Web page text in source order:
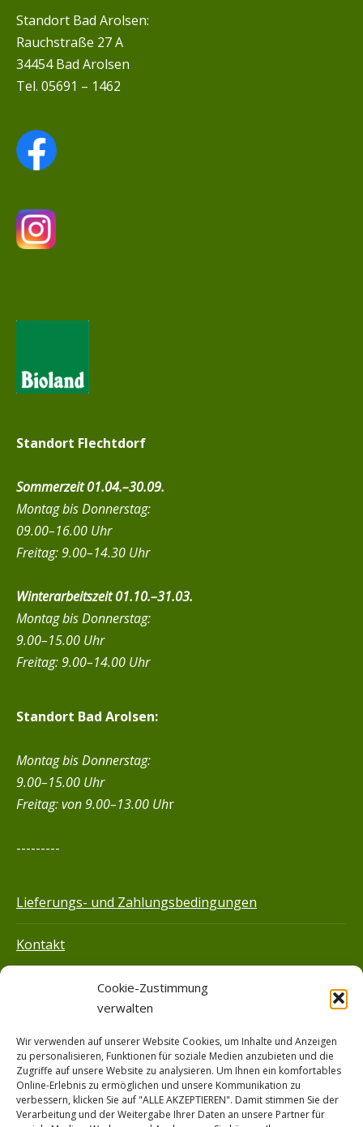
Cookie-Zustimmung
verwalten
Wir verwenden auf unserer Website Cookies, um Inhalte und Anzeigen
zu personalisieren, Funktionen für soziale Medien anzubieten und die
Zugriffe auf unsere Website zu analysieren. Um Ihnen ein komfortables
Online-Erlebnis zu ermöglichen und unsere Kommunikation zu
verbessern, klicken Sie auf "ALLE AKZEPTIEREN". Damit stimmen Sie der
Verarbeitung und der Weitergabe Ihrer Daten an unsere Partner für
Standort Bad Arolsen:
Rauchstraße 27 A
34454 Bad Arolsen
Tel. 05691 – 1462
Standort Flechtdorf
Sommerzeit 01.04.–30.09.
Montag bis Donnerstag:
09.00–16.00 Uhr
Freitag: 9.00–14.30 Uhr
Winterarbeitszeit 01.10.–31.03.
Montag bis Donnerstag:
9.00–15.00 Uhr
Freitag: 9.00–14.00 Uhr
Standort Bad Arolsen:
Montag bis Donnerstag:
9.00–15.00 Uhr
Freitag:von 9.00–13.00 Uhr
---------
Lieferungs- und Zahlungsbedingungen
Kontakt
Hilfe